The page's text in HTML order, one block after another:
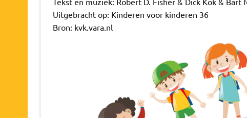
Uitgebracht op: Kinderen voor kinderen 36
Bron: kvk.vara.nl